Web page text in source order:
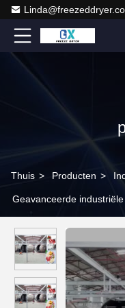
Thuis > Producten >
Geavanceerde